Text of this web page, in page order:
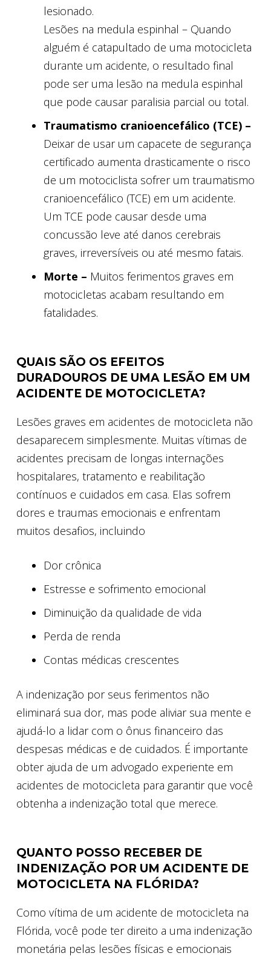
lesionado.
Lesões na medula espinhal – Quando
alguém é catapultado de uma motocicleta
durante um acidente, o resultado final
pode ser uma lesão na medula espinhal
que pode causar paralisia parcial ou total.
Traumatismo cranioencefálico (TCE) –
Deixar de usar um capacete de segurança
certificado aumenta drasticamente o risco
de um motociclista sofrer um traumatismo
cranioencefálico (TCE) em um acidente.
Um TCE pode causar desde uma
concussão leve até danos cerebrais
graves, irreversíveis ou até mesmo fatais.
Morte – Muitos ferimentos graves em
motocicletas acabam resultando em
fatalidades.
QUAIS SÃO OS EFEITOS
DURADOUROS DE UMA LESÃO EM UM
ACIDENTE DE MOTOCICLETA?
Lesões graves em acidentes de motocicleta não
desaparecem simplesmente. Muitas vítimas de
acidentes precisam de longas internações
hospitalares, tratamento e reabilitação
contínuos e cuidados em casa. Elas sofrem
dores e traumas emocionais e enfrentam
muitos desafios, incluindo
Dor crônica
Estresse e sofrimento emocional
Diminuição da qualidade de vida
Perda de renda
Contas médicas crescentes
A indenização por seus ferimentos não
eliminará sua dor, mas pode aliviar sua mente e
ajudá-lo a lidar com o ônus financeiro das
despesas médicas e de cuidados. É importante
obter ajuda de um advogado experiente em
acidentes de motocicleta para garantir que você
obtenha a indenização total que merece.
QUANTO POSSO RECEBER DE
INDENIZAÇÃO POR UM ACIDENTE DE
MOTOCICLETA NA FLÓRIDA?
Como vítima de um acidente de motocicleta na
Flórida, você pode ter direito a uma indenização
monetária pelas lesões físicas e emocionais